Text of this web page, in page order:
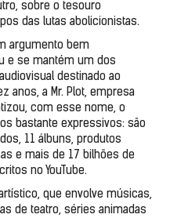
sobre o tesouro
das lutas abolicionistas.
argumento bem
e se mantém um dos
destinado ao
anos, a Mr. Plot, empresa
com esse nome, o
bastante expressivos: são
11 álbuns, produtos
e mais de 17 bilhões de
no YouTube.
que envolve músicas,
de teatro, séries animadas